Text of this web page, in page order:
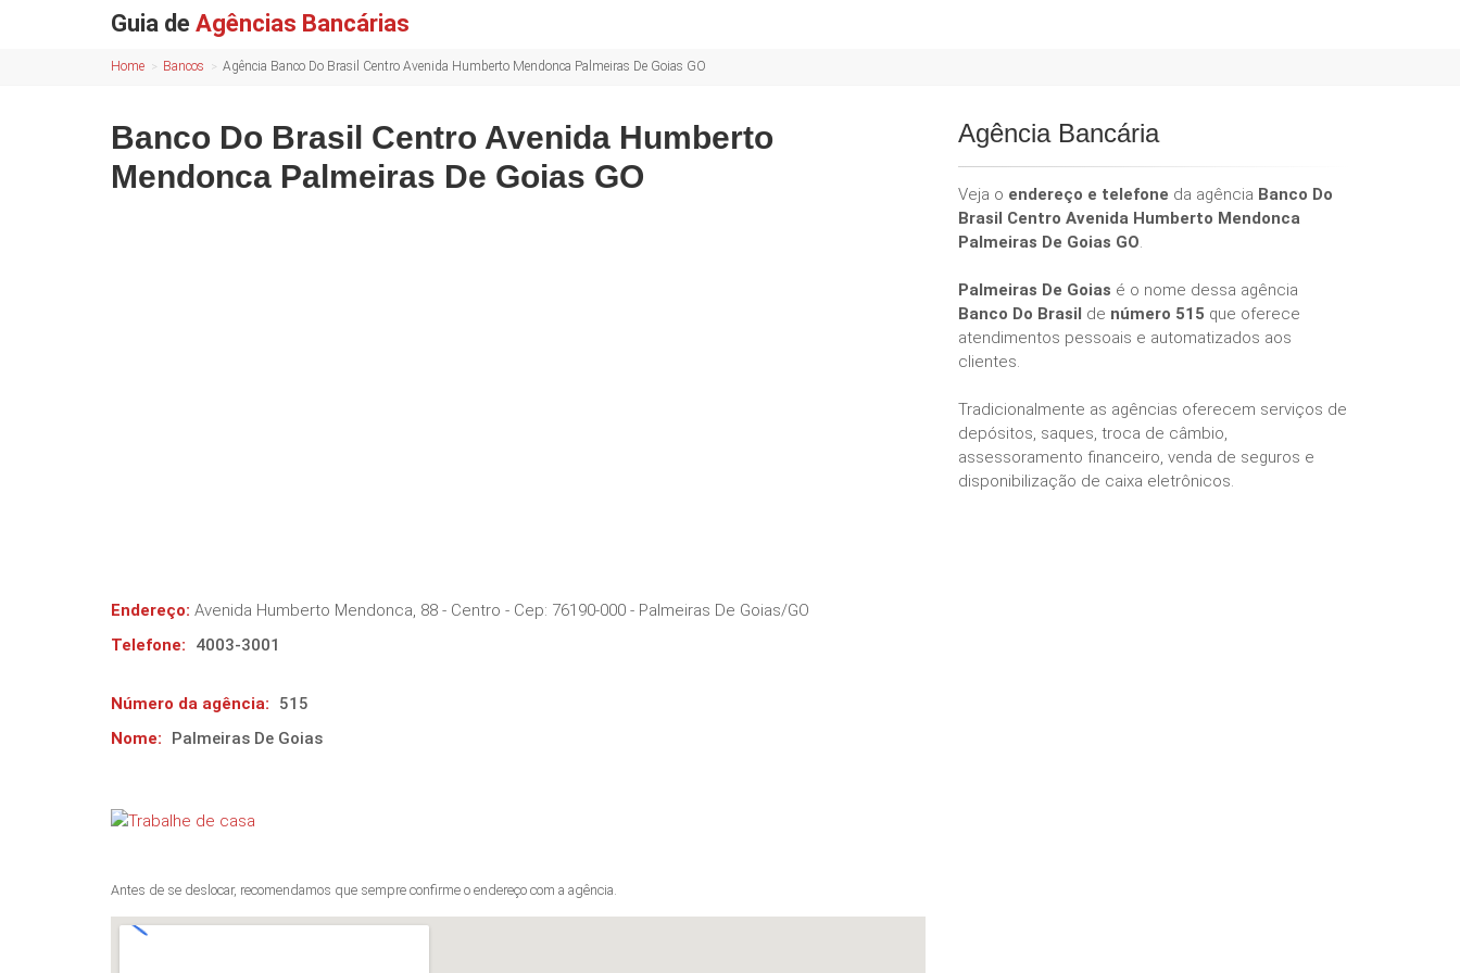
Guia de Agências Bancárias
Home Bancos Agência Banco Do Brasil Centro Avenida Humberto Mendonca Palmeiras De Goias GO
Banco Do Brasil Centro Avenida Humberto
Mendonca Palmeiras De Goias GO
Endereço: Avenida Humberto Mendonca, 88 - Centro - Cep: 76190-000 - Palmeiras De Goias/GO
Telefone:
4003-3001
Número da agência:
515
Nome:
Palmeiras De Goias
Antes de se deslocar, recomendamos que sempre confirme o endereço com a agência.
Agência Bancária
Veja o endereço e telefone da agência Banco Do
Brasil Centro Avenida Humberto Mendonca
Palmeiras De Goias GO.
Palmeiras De Goias é o nome dessa agência
Banco Do Brasil de número 515 que oferece
atendimentos pessoais e automatizados aos
clientes.
Tradicionalmente as agências oferecem serviços de
depósitos, saques, troca de câmbio,
assessoramento financeiro, venda de seguros e
disponibilização de caixa eletrônicos.